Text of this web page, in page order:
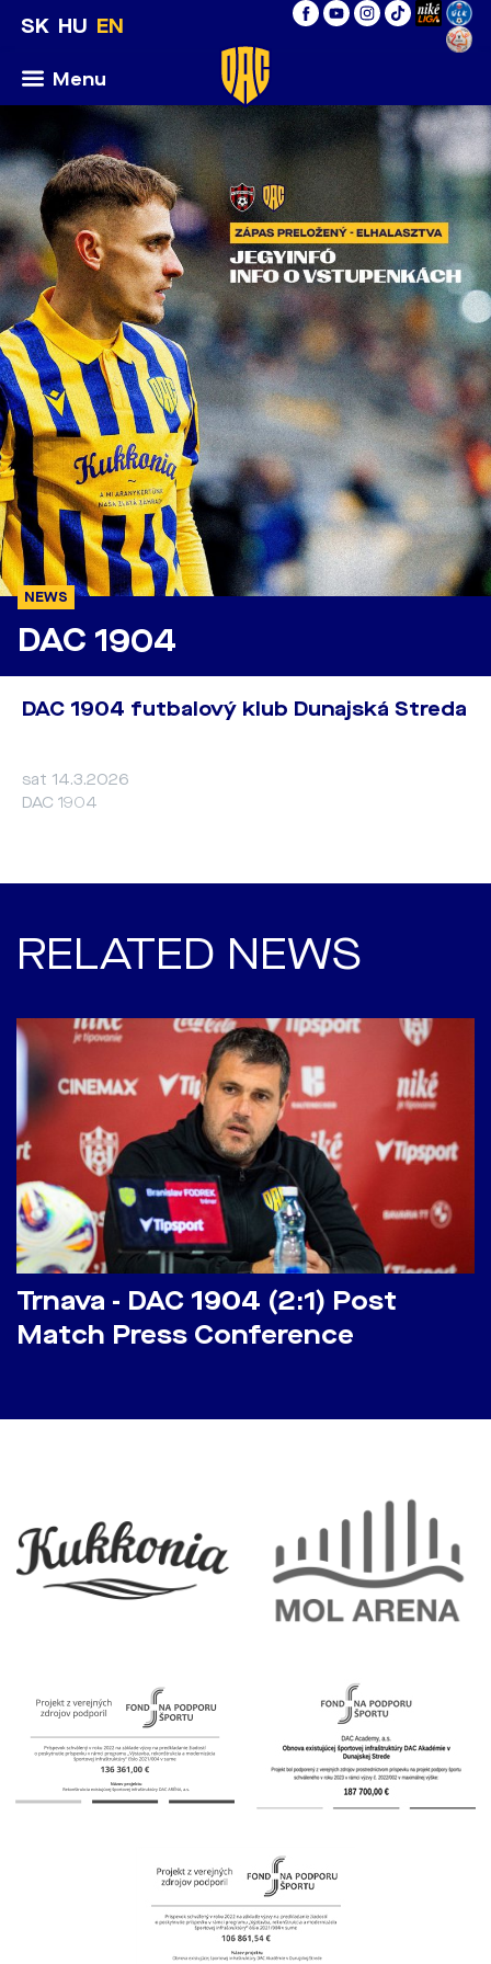
SK HU EN
Menu
NEWS
DAC 1904
DAC 1904 futbalový klub Dunajská Streda
sat 14.3.2026
DAC 1904
RELATED NEWS
Trnava - DAC 1904 (2:1) Post
Match Press Conference